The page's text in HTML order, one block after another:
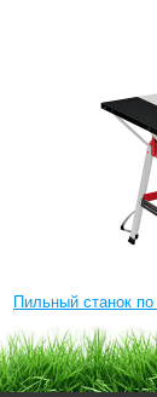
Пильный станок